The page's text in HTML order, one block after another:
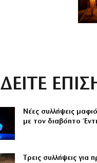
ΔΕΙΤΕ
Νέες συλλήψεις
με τον διαβόητο
Tρεις συλλήψεις για